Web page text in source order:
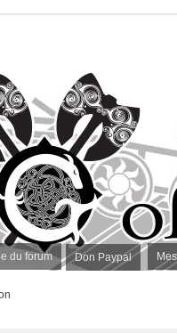
du forum Don Paypal